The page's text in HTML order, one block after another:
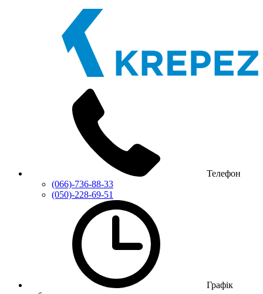
Телефон
(066)-736-88-33
(050)-228-69-51
Графік